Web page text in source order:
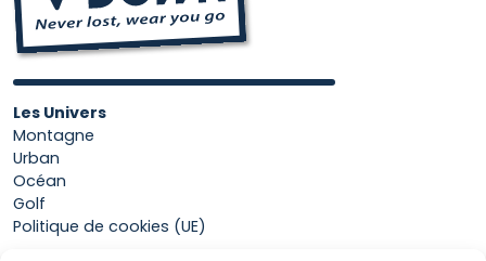
Les Univers
Montagne
Urban
Océan
Golf
Politique de cookies (UE)